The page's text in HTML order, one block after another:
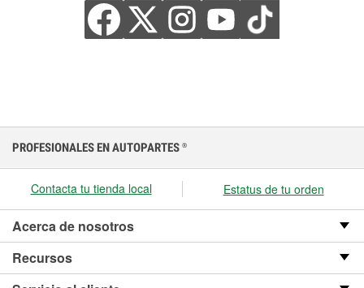
PROFESIONALES EN AUTOPARTES ®
Contacta tu tienda local Estatus de tu orden
Acerca de nosotros
Recursos